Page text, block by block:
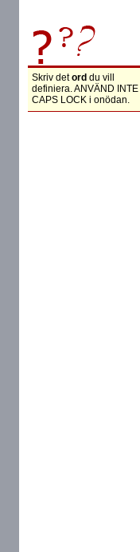
Skriv detord du vill
definiera. ANVÄND INTE
CAPS LOCK i onödan.